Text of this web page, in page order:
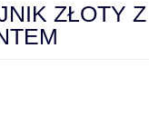
ZŁOTY Z